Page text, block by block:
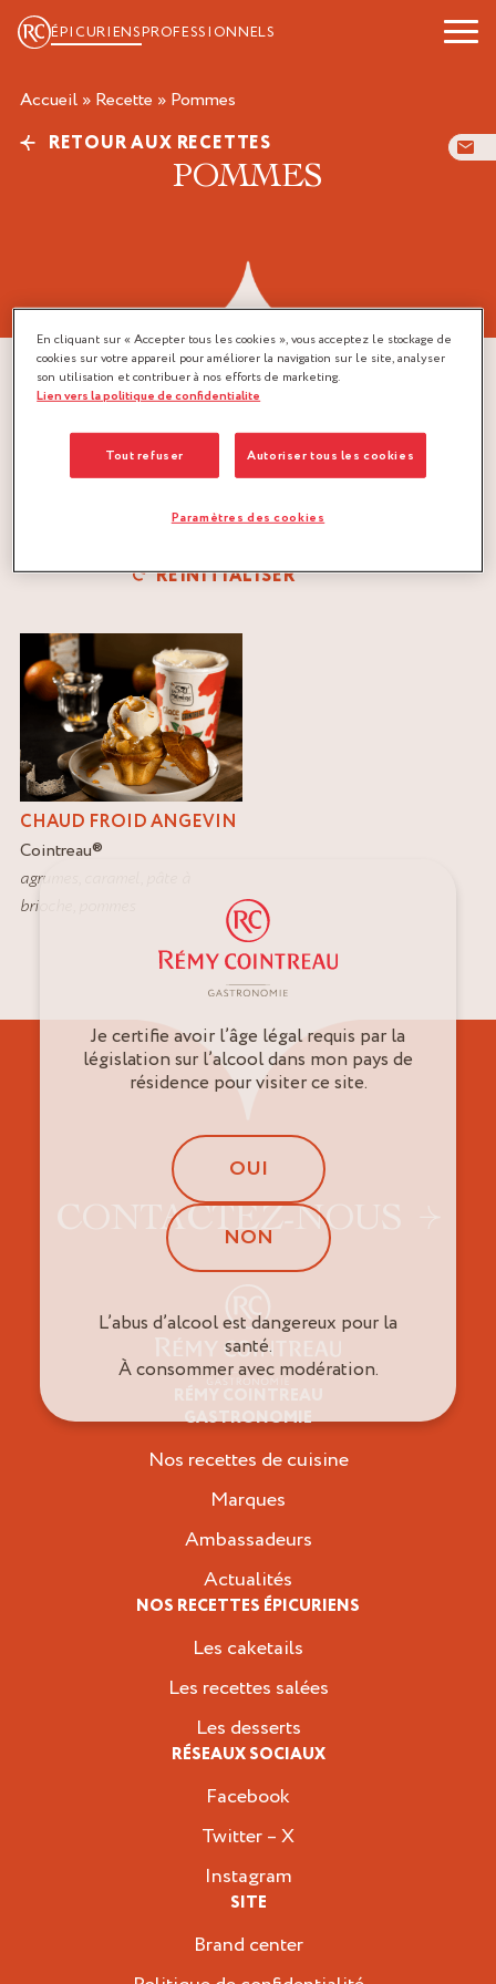
ÉPICURIENSPROFESSIONNELS
Accueil » Recette » pommes
RETOUR AUX RECETTES
POMMES
RÉINITIALISER
CHAUD FROID ANGEVIN
Cointreau®
agrumes
brioche
CONTACTEZ-NOUS
GASTRONOMIE
Nos recettes de cuisine
Marques
Ambassadeurs
Actualités
NOS RECETTES ÉPICURIENS
Les caketails
Les recettes salées
Les desserts
RÉSEAUX SOCIAUX
Facebook
Twitter – X
Instagram
SITE
Brand center
Épicuriens
Je certifie avoir l’âge légal requis par la
législation sur l’alcool dans mon pays de
résidence pour visiter ce site.
OUI
NON
L’abus d’alcool est dangereux pour la
santé.
À consommer avec modération.
En cliquant sur « Accepter tous les cookies », vous acceptez le stockage de
cookies sur votre appareil pour améliorer la navigation sur le site, analyser
son utilisation et contribuer à nos efforts de marketing.
Lien vers la politique de confidentialite
Tout refuser Autoriser tous les cookies
Paramètres des cookies